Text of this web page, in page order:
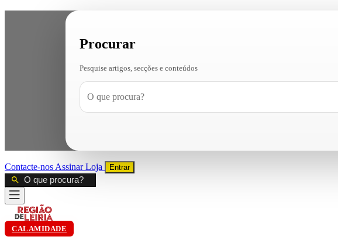
Procurar
Pesquise artigos, secções e conteúdos
Contacte-nos AssinarLoja Entrar
CALAMIDADE